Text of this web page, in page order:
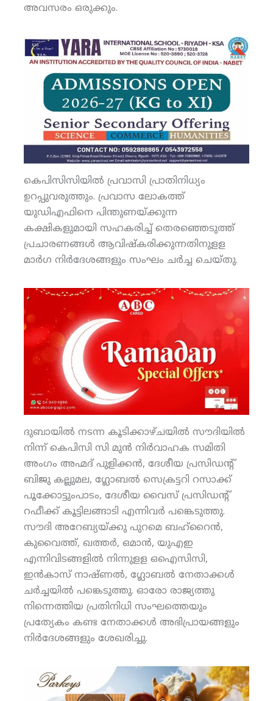
അവസരം ഒരുക്കും.
കെപിസിസിയില്‍ പ്രവാസി പ്രാതിനിധ്യം
ഉറപ്പുവരുത്തും. പ്രവാസ ലോകത്ത്
യുഡിഎഫിനെ പിന്തുണയ്ക്കുന്ന
കക്ഷികളുമായി സഹകരിച്ച് തെരഞ്ഞെടുത്ത്
പ്രചാരണങ്ങള്‍ ആവിഷ്‌കരിക്കുന്നതിനുളള
മാര്‍ഗ നിര്‍ദേശങ്ങളും സംഘം ചര്‍ച്ച ചെയ്തു.
ദുബായില്‍ നടന്ന കൂടിക്കാഴ്ചയില്‍ സൗദിയില്‍
നിന്ന് കെപിസി സി മുന്‍ നിര്‍വാഹക സമിതി
അംഗം അഹ്മദ് പുളിക്കന്‍, ദേശീയ പ്രസിഡന്റ്
ബിജു കല്ലുമല, ഗ്ലോബല്‍ സെക്രട്ടറി റസാക്ക്
പൂക്കോട്ടുംപാടം, ദേശീയ വൈസ് പ്രസിഡന്റ്
റഫീക്ക് കൂട്ടിലങ്ങാടി എന്നിവര്‍ പങ്കെടുത്തു.
സൗദി അറേബ്യയ്ക്കു പുറമെ ബഹ്‌റൈന്‍,
കുവൈത്ത്, ഖത്തര്‍, ഒമാന്‍, യുഎഇ
എന്നിവിടങ്ങളില്‍ നിന്നുളള ഒഐസിസി,
ഇന്‍കാസ് നാഷ്ണല്‍, ഗ്ലോബല്‍ നേതാക്കള്‍
ചര്‍ച്ചയില്‍ പങ്കെടുത്തു. ഓരോ രാജ്യത്തു
നിന്നെത്തിയ പ്രതിനിധി സംഘത്തെയും
പ്രത്യേകം കണ്ട നേതാക്കള്‍ അഭിപ്രായങ്ങളും
നിര്‍ദേശങ്ങളും ശേഖരിച്ചു.